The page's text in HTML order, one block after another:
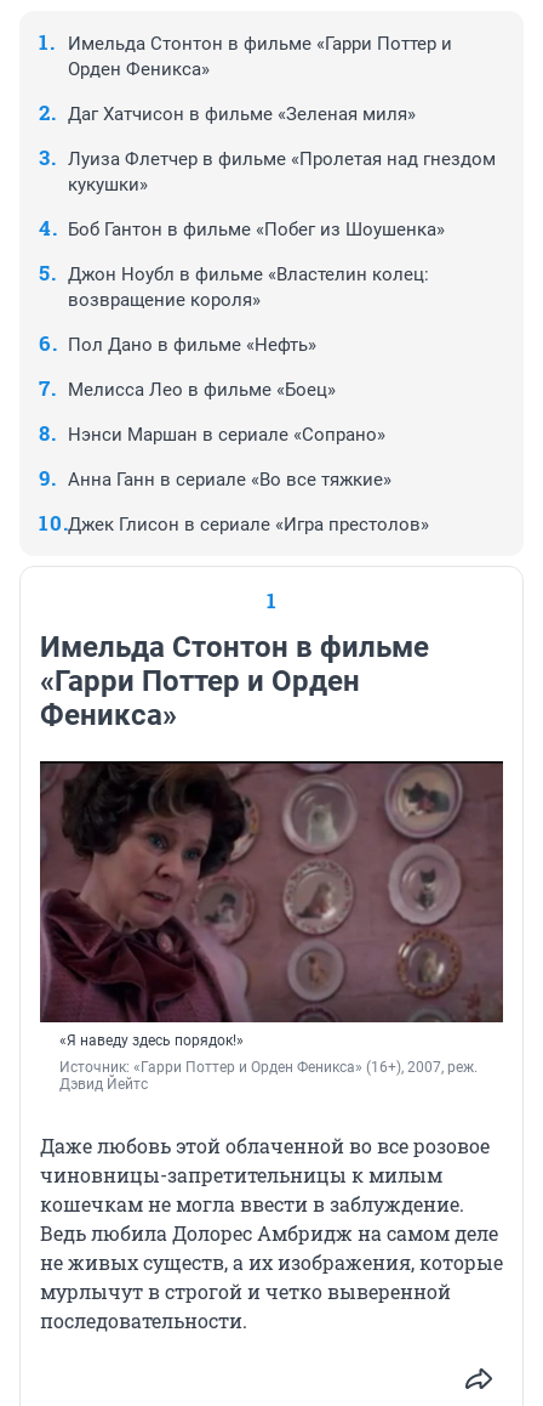
Имельда Стонтон в фильме «Гарри Поттер и
Орден Феникса»
Даг Хатчисон в фильме «Зеленая миля»
Луиза Флетчер в фильме «Пролетая над гнездом
кукушки»
Боб Гантон в фильме «Побег из Шоушенка»
Джон Ноубл в фильме «Властелин колец:
возвращение короля»
Пол Дано в фильме «Нефть»
Мелисса Лео в фильме «Боец»
Нэнси Маршан в сериале «Сопрано»
Анна Ганн в сериале «Во все тяжкие»
Джек Глисон в сериале «Игра престолов»
1
Имельда Стонтон в фильме
«Гарри Поттер и Орден
Феникса»
«Я наведу здесь порядок!»
Источник: «Гарри Поттер и Орден Феникса» (16+), 2007, реж.
Дэвид Йейтс
Даже любовь этой облаченной во все розовое
чиновницы-запретительницы к милым
кошечкам не могла ввести в заблуждение.
Ведь любила Долорес Амбридж на самом деле
не живых существ, а их изображения, которые
мурлычут в строгой и четко выверенной
последовательности.